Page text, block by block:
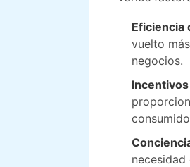
Eficiencia
vuelto
negocios.